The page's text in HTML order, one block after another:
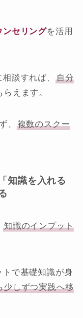
ンセリングを活用
談すれば、
自分
えます。
、
複数のスクー
知識を入れる
知識のインプット
で基礎知識が身
少しずつ実践へ移